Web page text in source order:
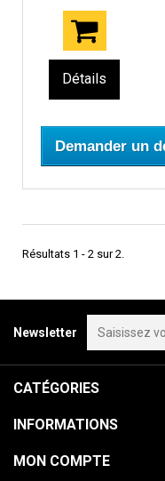
Détails
Demander un
Résultats 1 - 2 sur 2.
Newsletter
CATÉGORIES
INFORMATIONS
MON COMPTE